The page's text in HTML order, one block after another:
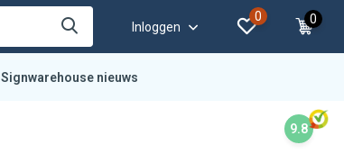
Inloggen
0 0
Signwarehouse nieuws
9.8